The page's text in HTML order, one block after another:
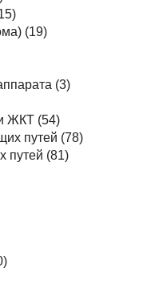
(19)
(3)
ЖКТ (54)
путей (78)
путей (81)